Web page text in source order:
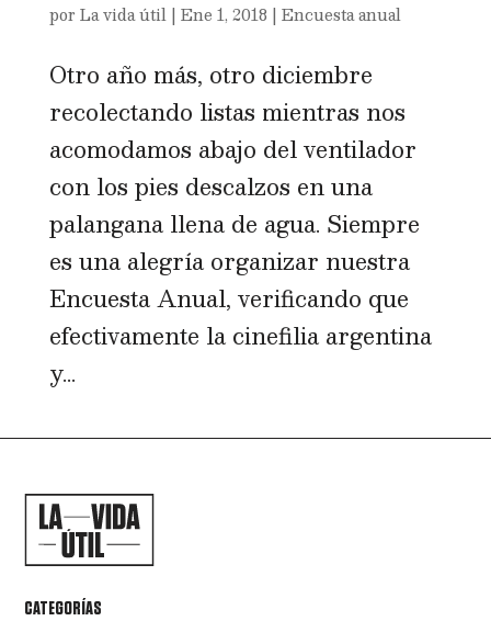
por La vida útil| Ene 1, 2018 | Encuesta anual
Otro año más, otro diciembre
recolectando listas mientras nos
acomodamos abajo del ventilador
con los pies descalzos en una
palangana llena de agua. Siempre
es una alegría organizar nuestra
Encuesta Anual, verificando que
efectivamente la cinefilia argentina
y...
CATEGORÍAS